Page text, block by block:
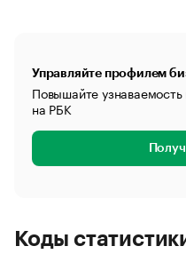
Управляйте профилем
Повышайте
на РБК
Коды